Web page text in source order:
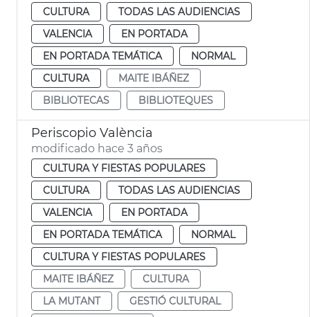
CULTURA
TODAS LAS AUDIENCIAS
VALENCIA
EN PORTADA
EN PORTADA TEMÁTICA
NORMAL
CULTURA
MAITE IBÁÑEZ
BIBLIOTECAS
BIBLIOTEQUES
Periscopio València
modificado hace 3 años
CULTURA Y FIESTAS POPULARES
CULTURA
TODAS LAS AUDIENCIAS
VALENCIA
EN PORTADA
EN PORTADA TEMÁTICA
NORMAL
CULTURA Y FIESTAS POPULARES
MAITE IBÁÑEZ
CULTURA
LA MUTANT
GESTIÓ CULTURAL